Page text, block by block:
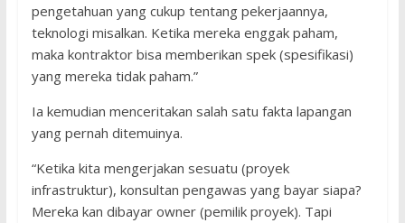
pengetahuan yang cukup tentang pekerjaannya,
teknologi misalkan. Ketika mereka enggak paham,
maka kontraktor bisa memberikan spek (spesifikasi)
yang mereka tidak paham.”
Ia kemudian menceritakan salah satu fakta lapangan
yang pernah ditemuinya.
“Ketika kita mengerjakan sesuatu (proyek
infrastruktur), konsultan pengawas yang bayar siapa?
Mereka kan dibayar owner (pemilik proyek). Tapi